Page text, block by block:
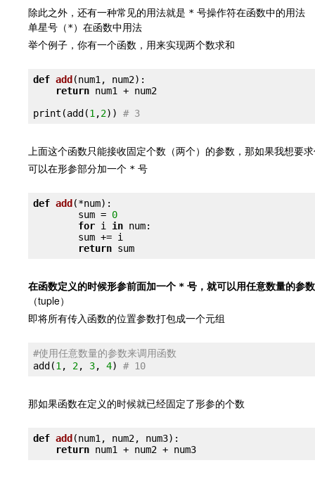
除此之外，还有一种常见的用法就是 * 号操作符在函数中的用法
单星号（*）在函数中用法
举个例子，你有一个函数，用来实现两个数求和
def add (num1, num2) :
return num1 + num2
print(add(1 ,2)) # 3
上面这个函数只能接收固定个数（两个）的参数，那如果我想要
可以在形参部分加一个 * 号
def add (*num) :
	sum =
0
for i in num:
return
在函数定义的时候形参前面加一个 * 号，就可以用任意数量的参
（tuple）
即将所有传入函数的位置参数打包成一个元组
#使用任意数量的参数来调用函数
add(1 , 2, 3, 4) # 10
那如果函数在定义的时候就已经固定了形参的个数
def add (num1, num2, num3) :
return